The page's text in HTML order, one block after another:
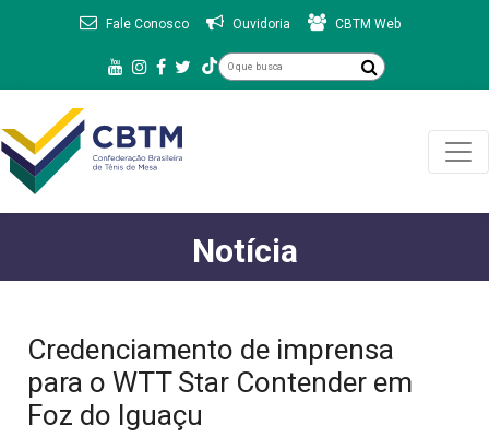
Fale Conosco Ouvidoria CBTM Web
Notícia
Credenciamento de imprensa
para o WTT Star Contender em
Foz do Iguaçu